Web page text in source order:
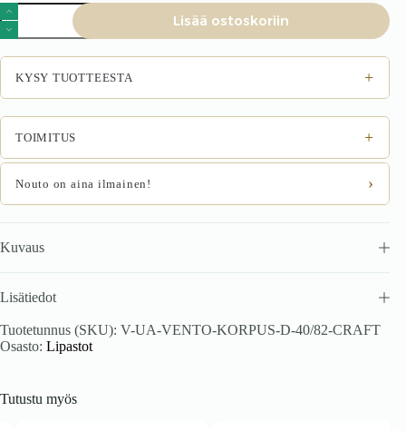
VENTO
D-
40/82
korpus,
alumine
kapp
käsitöö
tamme
määrä
Lisää ostoskoriin
KYSY TUOTTEESTA +
TOIMITUS +
Nouto on aina ilmainen! ›
Kuvaus
Lisätiedot
Tuotetunnus (SKU): V-UA-VENTO-KORPUS-D-40/82-CRAFT
Osasto: Lipastot
Tutustu myös